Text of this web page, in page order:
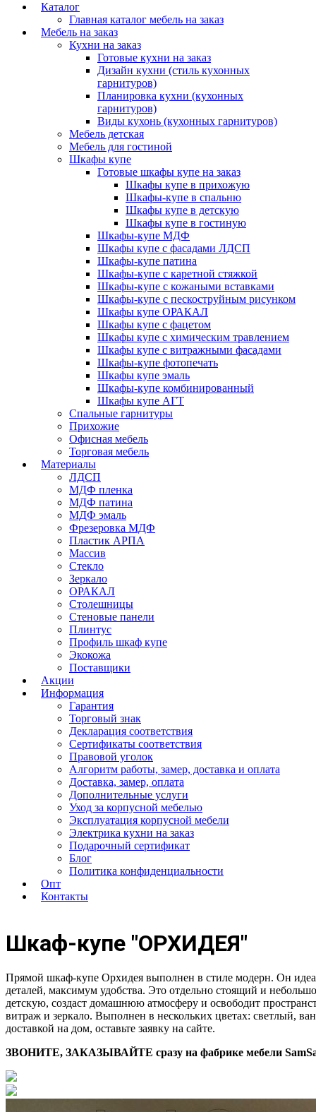
Каталог
Главная каталог мебель на заказ
Мебель на заказ
Кухни на заказ
Готовые кухни на заказ
Дизайн кухни (стиль кухонных
гарнитуров)
Планировка кухни (кухонных
гарнитуров)
Виды кухонь (кухонных гарнитуров)
Мебель детская
Мебель для гостиной
Шкафы купе
Готовые шкафы купе на заказ
Шкафы купе в прихожую
Шкафы-купе в спальню
Шкафы купе в детскую
Шкафы купе в гостиную
Шкафы-купе МДФ
Шкафы купе с фасадами ЛДСП
Шкафы-купе патина
Шкафы-купе с каретной стяжкой
Шкафы-купе с кожаными вставками
Шкафы-купе с пескоструйным рисунком
Шкафы купе ОРАКАЛ
Шкафы купе с фацетом
Шкафы купе с химическим травлением
Шкафы купе с витражными фасадами
Шкафы-купе фотопечать
Шкафы купе эмаль
Шкафы-купе комбинированный
Шкафы купе АГТ
Спальные гарнитуры
Прихожие
Офисная мебель
Торговая мебель
Материалы
ЛДСП
МДФ пленка
МДФ патина
МДФ эмаль
Фрезеровка МДФ
Пластик АРПА
Массив
Стекло
Зеркало
ОРАКАЛ
Столешницы
Стеновые панели
Плинтус
Профиль шкаф купе
Экокожа
Поставщики
Акции
Информация
Гарантия
Торговый знак
Декларация соответствия
Сертификаты соответствия
Правовой уголок
Алгоритм работы, замер, доставка и оплата
Доставка, замер, оплата
Дополнительные услуги
Уход за корпусной мебелью
Эксплуатация корпусной мебели
Электрика кухни на заказ
Подарочный сертификат
Блог
Политика конфиденциальности
Опт
Контакты
Шкаф-купе "ОРХИДЕЯ"
Прямой шкаф-купе Орхидея выполнен в стиле модерн. Он
деталей, максимум удобства. Это отдельно стоящий и
детскую, создаст домашнюю атмосферу и освободит
витраж и зеркало. Выполнен в нескольких цветах: светлый,
доставкой на дом, оставьте заявку на сайте.
ЗВОНИТЕ, ЗАКАЗЫВАЙТЕ сразу на фабрике мебели